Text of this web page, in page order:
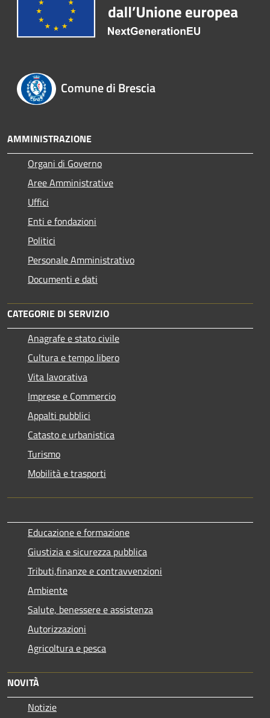
Comune di Brescia
AMMINISTRAZIONE
Organi di Governo
Aree Amministrative
Uffici
Enti e fondazioni
Politici
Personale Amministrativo
Documenti e dati
CATEGORIE DI SERVIZIO
Anagrafe e stato civile
Cultura e tempo libero
Vita lavorativa
Imprese e Commercio
Appalti pubblici
Catasto e urbanistica
Turismo
Mobilità e trasporti
Educazione e formazione
Giustizia e sicurezza pubblica
Tributi,finanze e contravvenzioni
Ambiente
Salute, benessere e assistenza
Autorizzazioni
Agricoltura e pesca
NOVITÀ
Notizie